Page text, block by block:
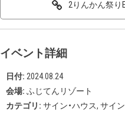
2りんかん祭り
イベント詳細
日付: 2024.08.24
会場: ふじてんリゾート
カテゴリ: サイン・ハウス, サイ